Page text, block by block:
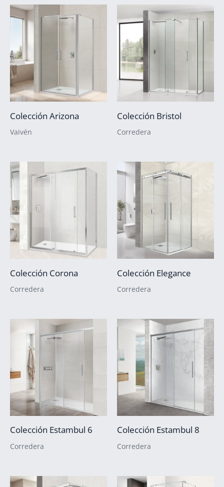
Colección Arizona
Vaivén
Colección Bristol
Corredera
Colección Corona
Corredera
Colección Elegance
Corredera
Colección Estambul 6
Corredera
Colección Estambul 8
Corredera